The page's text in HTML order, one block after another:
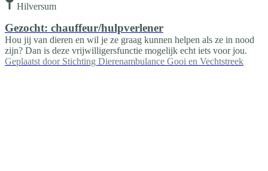
Hilversum
Gezocht: chauffeur/hulpverlener
Hou jij van dieren en wil je ze graag kunnen helpen als ze in nood
zijn? Dan is deze vrijwilligersfunctie mogelijk echt iets voor jou.
Geplaatst door Stichting Dierenambulance Gooi en Vechtstreek